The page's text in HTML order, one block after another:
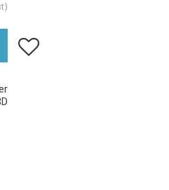
Lägg till i favoriter